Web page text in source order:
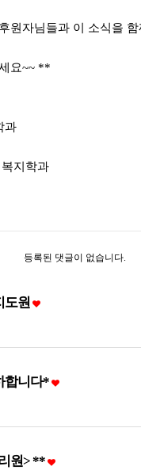
원자님들과 이 소식을
요~~ **
과
지학과
등록된 댓글이 없습니다.
도원
합니다*
원> **